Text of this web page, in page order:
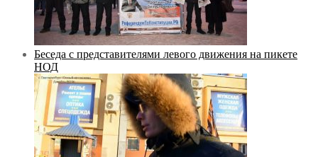
Беседа с представителями левого движения на пикете
НОД